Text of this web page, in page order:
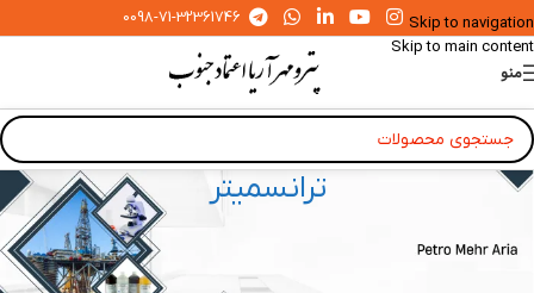
Skip to navigation
Skip to main content
0098-71-32361746
منو
ترانسمیتر
ابزار دقیق آزمایشگاهی و صنعتی»ترانسمیتر
Showing all 5 results